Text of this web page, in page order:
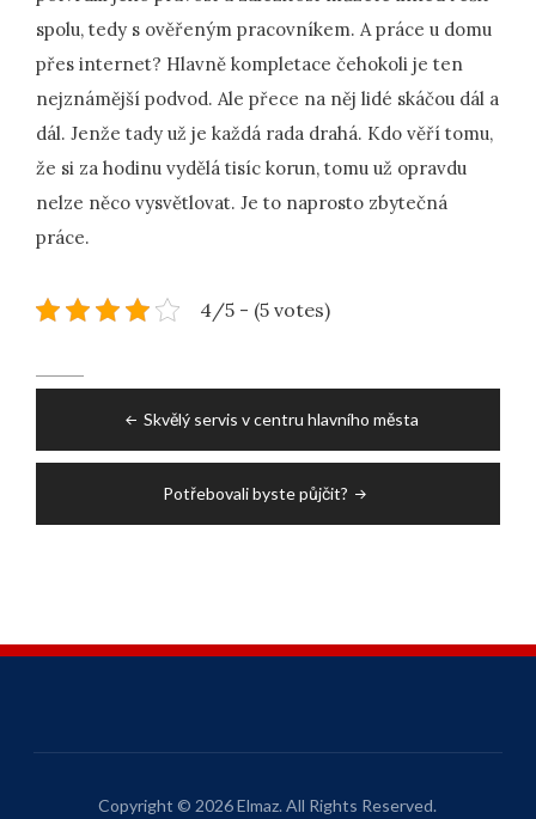
spolu, tedy s ověřeným pracovníkem. A práce u domu
přes internet? Hlavně kompletace čehokoli je ten
nejznámější podvod. Ale přece na něj lidé skáčou dál a
dál. Jenže tady už je každá rada drahá. Kdo věří tomu,
že si za hodinu vydělá tisíc korun, tomu už opravdu
nelze něco vysvětlovat. Je to naprosto zbytečná
práce.
4/5 - (5 votes)
navigationSkvělý servis v centru hlavního města
Potřebovali byste půjčit?
Copyright © 2026 Elmaz. All Rights Reserved.